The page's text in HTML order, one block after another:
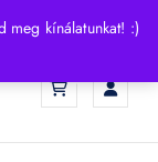
meg kínálatunkat! :)